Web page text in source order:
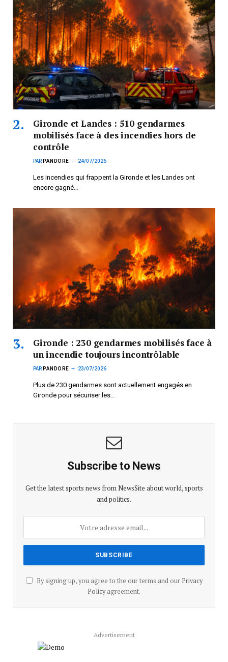
Gironde et Landes : 510 gendarmes
mobilisés face à des incendies hors de
contrôle
PAR PANDORE 24/07/2026
Les incendies qui frappent la Gironde et les Landes ont
encore gagné…
Gironde : 230 gendarmes mobilisés face à
un incendie toujours incontrôlable
PAR PANDORE 23/07/2026
Plus de 230 gendarmes sont actuellement engagés en
Gironde pour sécuriser les…
Subscribe to News
Get the latest sports news from NewsSite about world, sports
and politics.
By signing up, you agree to the our terms and our Privacy
Policyagreement.
Advertisement